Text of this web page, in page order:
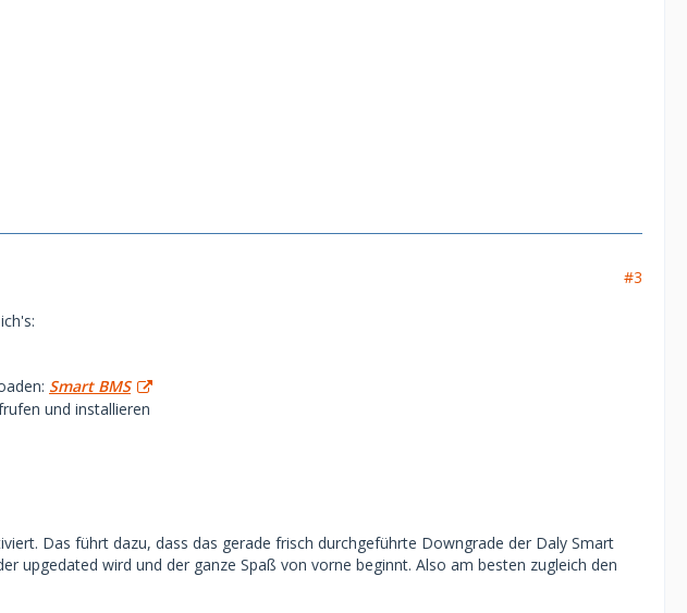
#3
Smart BMS
und installieren
Das führt dazu, dass das gerade frisch durchgeführte Downgrade der Daly Smart
upgedated wird und der ganze Spaß von vorne beginnt. Also am besten zugleich den